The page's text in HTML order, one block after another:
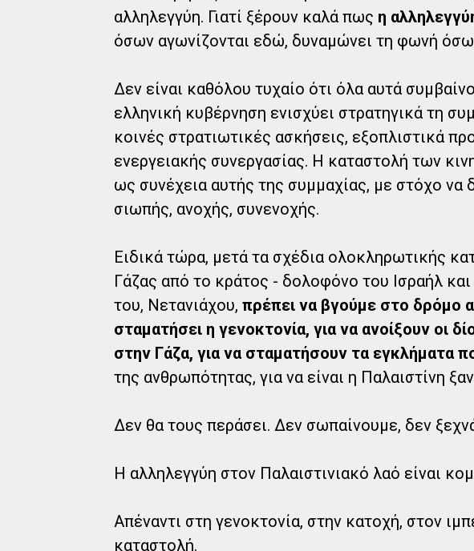
αλληλεγγύη. Γιατί ξέρουν καλά πως η
όσων αγωνίζονται εδώ, δυναμώνει τη φωνή
Δεν είναι καθόλου τυχαίο ότι όλα αυτά
ελληνική κυβέρνηση ενισχύει στρατηγικά τη
κοινές στρατιωτικές ασκήσεις, εξοπλιστικά
ενεργειακής συνεργασίας. Η καταστολή των
ως συνέχεια αυτής της συμμαχίας, με στόχο να
σιωπής, ανοχής, συνενοχής.
Ειδικά τώρα, μετά τα σχέδια ολοκληρωτικής
Γάζας από το κράτος - δολοφόνο του Ισραήλ
του, Νετανιάχου, πρέπει να βγούμε στο δρόμο
σταματήσει η γενοκτονία, για να ανοίξουν οι
στην Γάζα, για να σταματήσουν τα εγκλήματα
της ανθρωπότητας, για να είναι η Παλαιστίνη
Δεν θα τους περάσει. Δεν σωπαίνουμε, δεν
Η αλληλεγγύη στον Παλαιστινιακό λαό είναι
Απέναντι στη γενοκτονία, στην κατοχή, στον
καταστολή.